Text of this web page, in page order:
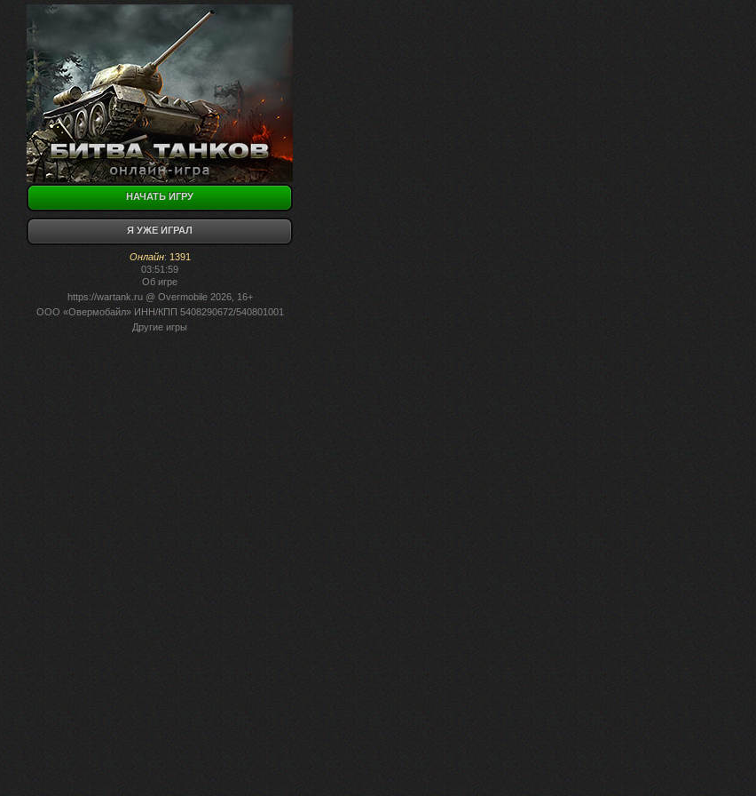
НАЧАТЬ ИГРУ
Я УЖЕ ИГРАЛ
Онлайн: 1391
03:51:59
Об игре
https://wartank.ru@ Overmobile 2026, 16+
ООО «Овермобайл» ИНН/КПП 5408290672/540801001
Другие игры